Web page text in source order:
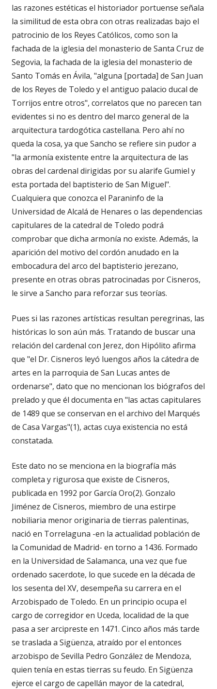
las razones estéticas el historiador portuense señala
la similitud de esta obra con otras realizadas bajo el
patrocinio de los Reyes Católicos, como son la
fachada de la iglesia del monasterio de Santa Cruz de
Segovia, la fachada de la iglesia del monasterio de
Santo Tomás en Ávila, "alguna [portada] de San Juan
de los Reyes de Toledo y el antiguo palacio ducal de
Torrijos entre otros", correlatos que no parecen tan
evidentes si no es dentro del marco general de la
arquitectura tardogótica castellana. Pero ahí no
queda la cosa, ya que Sancho se refiere sin pudor a
"la armonía existente entre la arquitectura de las
obras del cardenal dirigidas por su alarife Gumiel y
esta portada del baptisterio de San Miguel".
Cualquiera que conozca el Paraninfo de la
Universidad de Alcalá de Henares o las dependencias
capitulares de la catedral de Toledo podrá
comprobar que dicha armonía no existe. Además, la
aparición del motivo del cordón anudado en la
embocadura del arco del baptisterio jerezano,
presente en otras obras patrocinadas por Cisneros,
le sirve a Sancho para reforzar sus teorías.
Pues si las razones artísticas resultan peregrinas, las
históricas lo son aún más. Tratando de buscar una
relación del cardenal con Jerez, don Hipólito afirma
que "el Dr. Cisneros leyó luengos años la cátedra de
artes en la parroquia de San Lucas antes de
ordenarse", dato que no mencionan los biógrafos del
prelado y que él documenta en "las actas capitulares
de 1489 que se conservan en el archivo del Marqués
de Casa Vargas"(1), actas cuya existencia no está
constatada.
Este dato no se menciona en la biografía más
completa y rigurosa que existe de Cisneros,
publicada en 1992 por García Oro(2). Gonzalo
Jiménez de Cisneros, miembro de una estirpe
nobiliaria menor originaria de tierras palentinas,
nació en Torrelaguna -en la actualidad población de
la Comunidad de Madrid- en torno a 1436. Formado
en la Universidad de Salamanca, una vez que fue
ordenado sacerdote, lo que sucede en la década de
los sesenta del XV, desempeña su carrera en el
Arzobispado de Toledo. En un principio ocupa el
cargo de corregidor en Uceda, localidad de la que
pasa a ser arcipreste en 1471. Cinco años más tarde
se traslada a Sigüenza, atraído por el entonces
arzobispo de Sevilla Pedro González de Mendoza,
quien tenía en estas tierras su feudo. En Sigüenza
ejerce el cargo de capellán mayor de la catedral,